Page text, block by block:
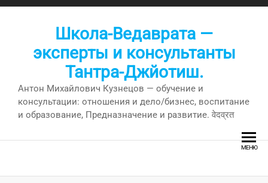
Перейти
Школа-Ведаврата —
эксперты и консультанты
Тантра-Джйотиш.
Антон Михайлович Кузнецов — обучение и
консультации: отношения и дело/бизнес, воспитание
и образование, Предназначение и развитие. वेदव्रत
МЕНЮ